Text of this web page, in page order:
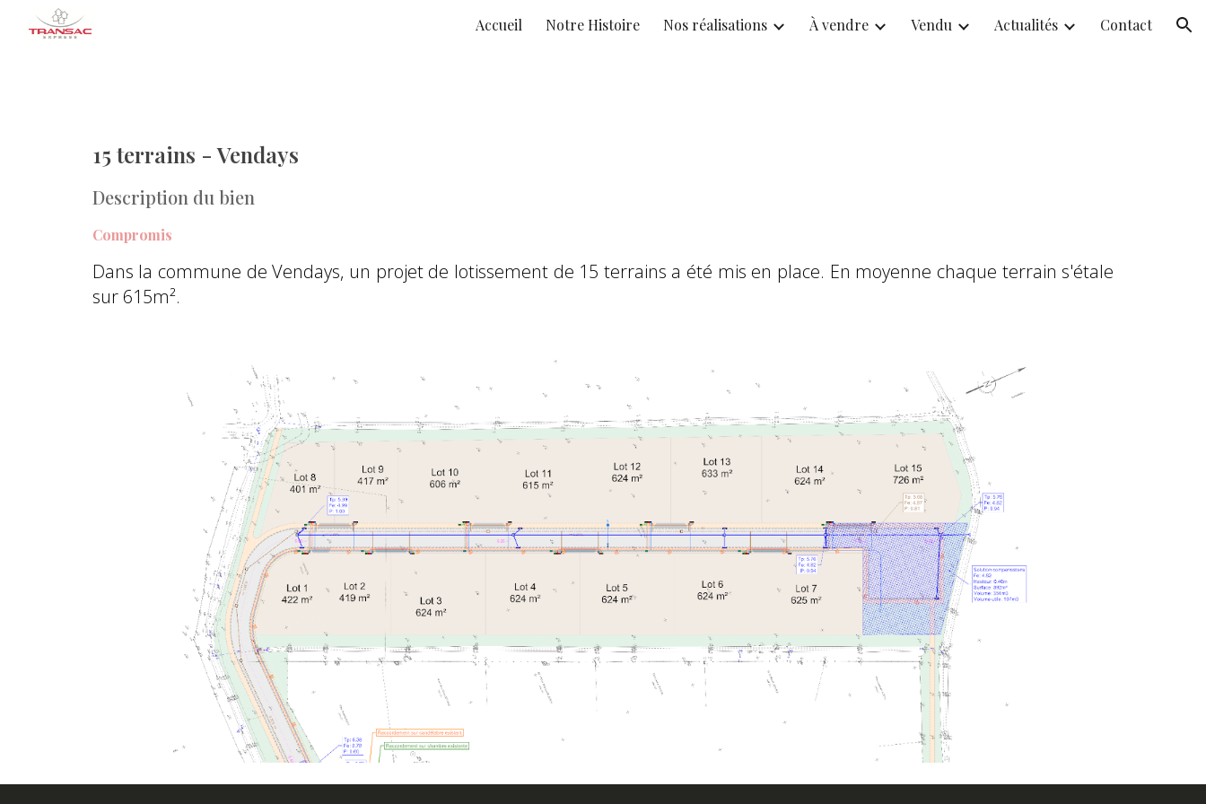
Skip to main content Skip to navigation
Accueil Notre Histoire Nos réalisations À vendre Vendu Actualités Contact
15 terrains -Vendays
Description du bien
Compromis
Dans la commune de Vendays, un projet de lotissement de 15 terrains a été mis en place. En moyenne chaque terrain s'étale
sur 615m².